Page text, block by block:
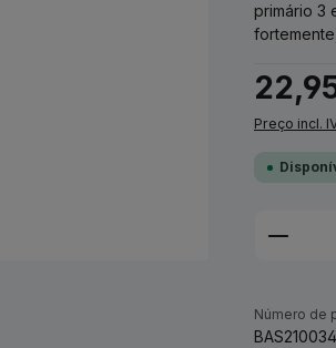
primário 3
Preço incl.
Número de
BAS210034